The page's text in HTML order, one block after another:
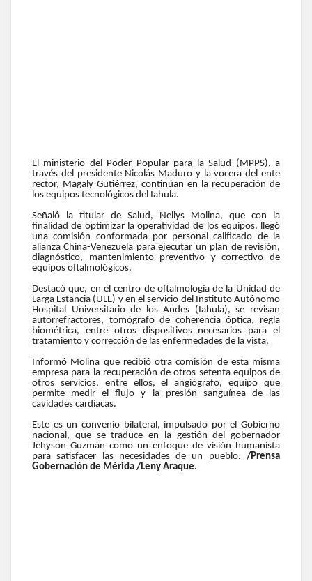
El ministerio del Poder Popular para la Salud (MPPS), a
través del presidente Nicolás Maduro y la vocera del ente
rector, Magaly Gutiérrez, continúan en la recuperación de
los equipos tecnológicos del Iahula.
Señaló la titular de Salud, Nellys Molina, que con la
finalidad de optimizar la operatividad de los equipos, llegó
una comisión conformada por personal calificado de la
alianza China-Venezuela para ejecutar un plan de revisión,
diagnóstico, mantenimiento preventivo y correctivo de
equipos oftalmológicos.
Destacó que, en el centro de oftalmología de la Unidad de
Larga Estancia (ULE) y en el servicio del Instituto Autónomo
Hospital Universitario de los Andes (Iahula), se revisan
autorrefractores, tomógrafo de coherencia óptica, regla
biométrica, entre otros dispositivos necesarios para el
tratamiento y corrección de las enfermedades de la vista.
Informó Molina que recibió otra comisión de esta misma
empresa para la recuperación de otros setenta equipos de
otros servicios, entre ellos, el angiógrafo, equipo que
permite medir el flujo y la presión sanguínea de las
cavidades cardíacas.
Este es un convenio bilateral, impulsado por el Gobierno
nacional, que se traduce en la gestión del gobernador
Jehyson Guzmán como un enfoque de visión humanista
para satisfacer las necesidades de un pueblo. /Prensa
Gobernación de Mérida /Leny Araque.